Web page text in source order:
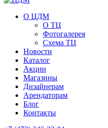
О ЦДМ
О ТЦ
Фотогалерея
Схема ТЦ
Новости
Каталог
Акции
Магазины
Дизайнерам
Арендаторам
Блог
Контакты